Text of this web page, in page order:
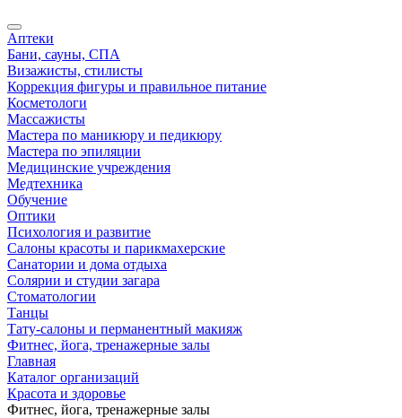
Аптеки
Бани, сауны, СПА
Визажисты, стилисты
Коррекция фигуры и правильное питание
Косметологи
Массажисты
Мастера по маникюру и педикюру
Мастера по эпиляции
Медицинские учреждения
Медтехника
Обучение
Оптики
Психология и развитие
Салоны красоты и парикмахерские
Санатории и дома отдыха
Солярии и студии загара
Стоматологии
Танцы
Тату-салоны и перманентный макияж
Фитнес, йога, тренажерные залы
Главная
Каталог организаций
Красота и здоровье
Фитнес, йога, тренажерные залы